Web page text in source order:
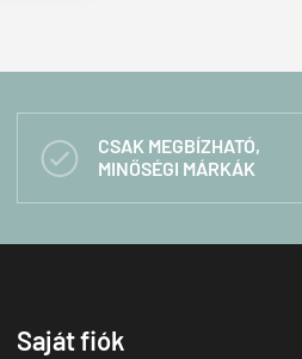

CSAK MEGBÍZHATÓ,
MINŐSÉGI MÁRKÁK
Saját fiók